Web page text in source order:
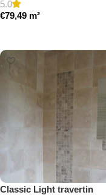
5.0
€79,49 m²
Classic Light travertin